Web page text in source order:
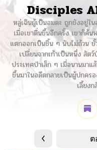
Disciples
หลู่เฉินผู้เป็นอมตะ ถูกขังอยู่ใน
เมื่อเขาตื่นขึ้นอีกครั้ง เขาก็ค้น
แตกออกเป็นชิ้น ๆ นับไม่ถ้วน ขั้
เปลี่ยนจากเก้าเป็นหนึ่ง สัต
ประเทศป่าเล็ก ๆ เมื่อนานมาแ
ขึ้นมาในอดีตกลายเป็นผู้ปกคร
เลี้ยง